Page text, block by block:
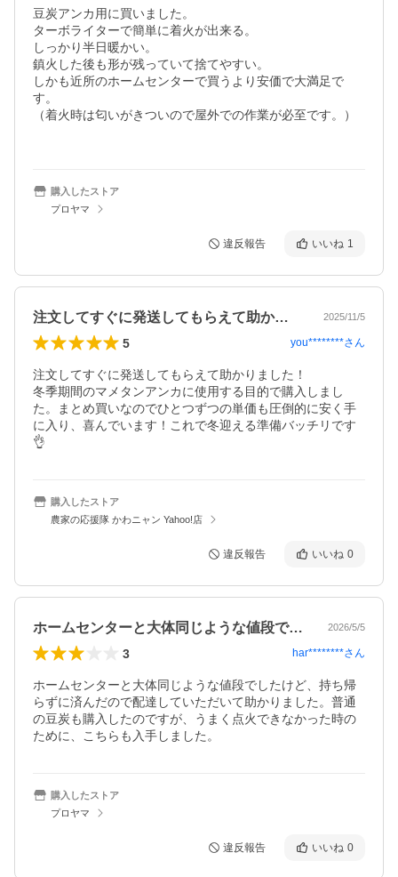
豆炭アンカ用に買いました。
ターボライターで簡単に着火が出来る。
しっかり半日暖かい。
鎮火した後も形が残っていて捨てやすい。
しかも近所のホームセンターで買うより安価で大満足で
す。
（着火時は匂いがきついので屋外での作業が必至です。）
購入したストア
プロヤマ
違反報告 いいね 1
注文してすぐに発送してもらえて助かりま… 2025/11/5
5 you********さん
注文してすぐに発送してもらえて助かりました！
冬季期間のマメタンアンカに使用する目的で購入しまし
た。まとめ買いなのでひとつずつの単価も圧倒的に安く手
に入り、喜んでいます！これで冬迎える準備バッチリです
👌
購入したストア
農家の応援隊 かわニャン Yahoo!店
違反報告 いいね 0
ホームセンターと大体同じような値段でし… 2026/5/5
3 har********さん
ホームセンターと大体同じような値段でしたけど、持ち帰
らずに済んだので配達していただいて助かりました。普通
の豆炭も購入したのですが、うまく点火できなかった時の
ために、こちらも入手しました。
購入したストア
プロヤマ
違反報告 いいね 0